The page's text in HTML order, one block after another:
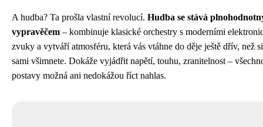
A hudba? Ta prošla vlastní revolucí. Hudba se stává
vypravěčem – kombinuje klasické orchestry s moderními
zvuky a vytváří atmosféru, která vás vtáhne do děje ještě dřív, než
sami všimnete. Dokáže vyjádřit napětí, touhu, zranitelnost –
postavy možná ani nedokážou říct nahlas.